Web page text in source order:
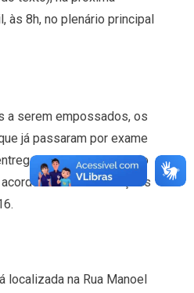
às 8h, no plenário principal
a serem empossados, os
já passaram por exame
a documentação
com as Resoluções
localizada na Rua Manoel